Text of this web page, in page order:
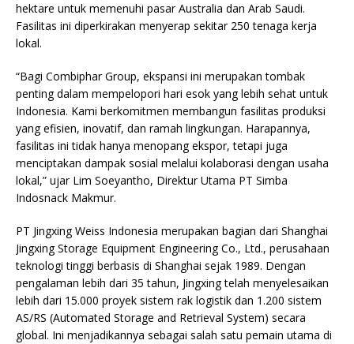
hektare untuk memenuhi pasar Australia dan Arab Saudi.
Fasilitas ini diperkirakan menyerap sekitar 250 tenaga kerja
lokal.
“Bagi Combiphar Group, ekspansi ini merupakan tombak
penting dalam mempelopori hari esok yang lebih sehat untuk
Indonesia. Kami berkomitmen membangun fasilitas produksi
yang efisien, inovatif, dan ramah lingkungan. Harapannya,
fasilitas ini tidak hanya menopang ekspor, tetapi juga
menciptakan dampak sosial melalui kolaborasi dengan usaha
lokal,” ujar Lim Soeyantho, Direktur Utama PT Simba
Indosnack Makmur.
PT Jingxing Weiss Indonesia merupakan bagian dari Shanghai
Jingxing Storage Equipment Engineering Co., Ltd., perusahaan
teknologi tinggi berbasis di Shanghai sejak 1989. Dengan
pengalaman lebih dari 35 tahun, Jingxing telah menyelesaikan
lebih dari 15.000 proyek sistem rak logistik dan 1.200 sistem
AS/RS (Automated Storage and Retrieval System) secara
global. Ini menjadikannya sebagai salah satu pemain utama di